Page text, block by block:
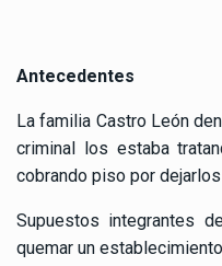
Antecedentes
La familia Castro León
criminal los estaba
cobrando piso por dejarlos
Supuestos integrantes
quemar un